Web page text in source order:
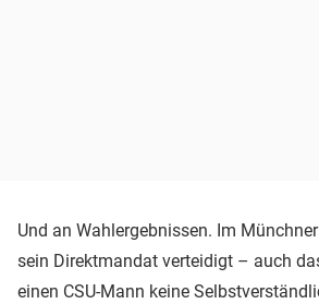
Und an Wahlergebnissen. Im
sein Direktmandat verteidigt – auch
einen CSU-Mann keine